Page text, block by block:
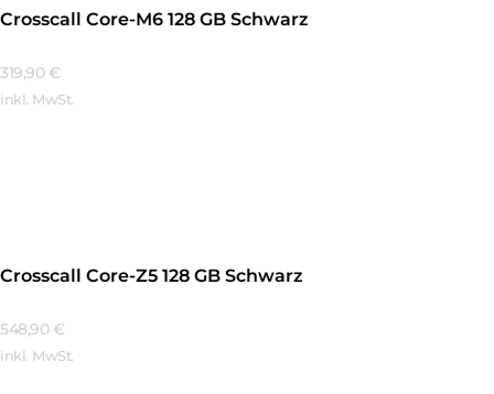
Crosscall Core-M6 128 GB Schwarz
319,90 €
inkl. MwSt.
Crosscall Core-Z5 128 GB Schwarz
548,90 €
inkl. MwSt.